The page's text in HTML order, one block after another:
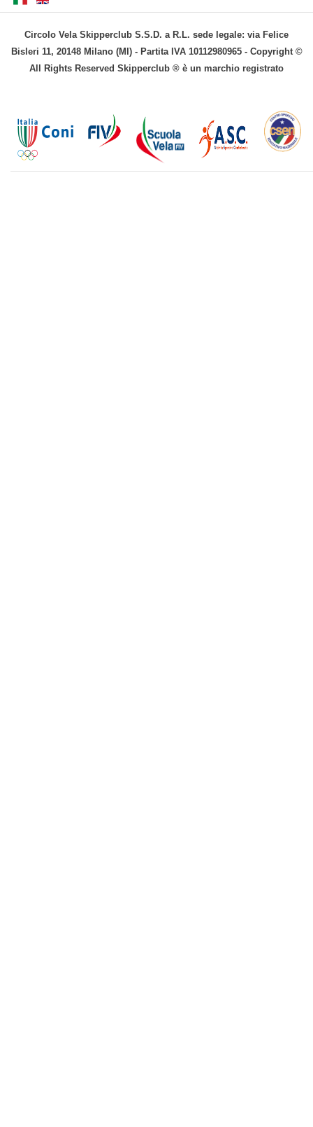
Circolo Vela Skipperclub S.S.D. a R.L. sede legale: via Felice
Bisleri 11, 20148 Milano (MI) - Partita IVA 10112980965 - Copyright ©
All Rights Reserved Skipperclub ® è un marchio registrato